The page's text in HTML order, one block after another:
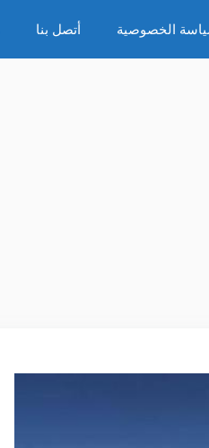
الخصوصية أتصل بنا